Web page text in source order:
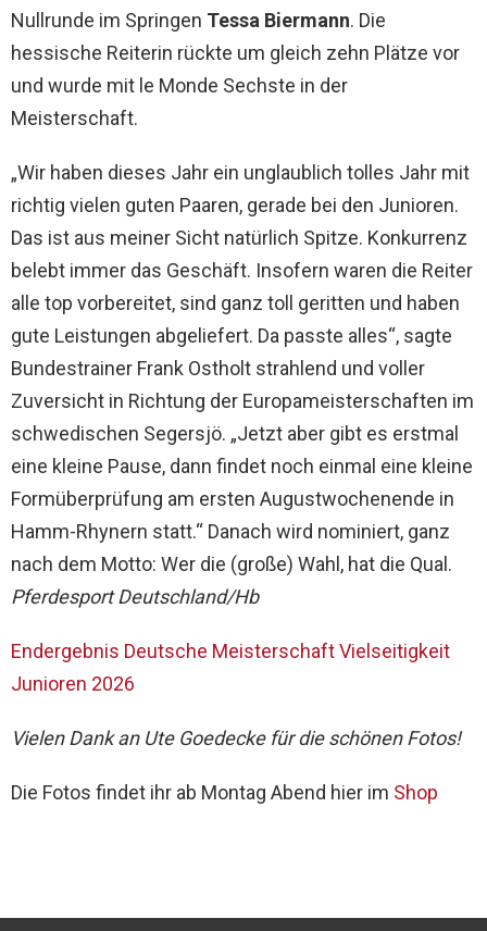
Nullrunde im Springen Tessa Biermann. Die
hessische Reiterin rückte um gleich zehn Plätze vor
und wurde mit le Monde Sechste in der
Meisterschaft.
„Wir haben dieses Jahr ein unglaublich tolles Jahr mit
richtig vielen guten Paaren, gerade bei den Junioren.
Das ist aus meiner Sicht natürlich Spitze. Konkurrenz
belebt immer das Geschäft. Insofern waren die Reiter
alle top vorbereitet, sind ganz toll geritten und haben
gute Leistungen abgeliefert. Da passte alles“, sagte
Bundestrainer Frank Ostholt strahlend und voller
Zuversicht in Richtung der Europameisterschaften im
schwedischen Segersjö. „Jetzt aber gibt es erstmal
eine kleine Pause, dann findet noch einmal eine kleine
Formüberprüfung am ersten Augustwochenende in
Hamm-Rhynern statt.“ Danach wird nominiert, ganz
nach dem Motto: Wer die (große) Wahl, hat die Qual.
Pferdesport Deutschland/Hb
Endergebnis Deutsche Meisterschaft Vielseitigkeit
Junioren 2026
Vielen Dank an Ute Goedecke für die schönen Fotos!
Die Fotos findet ihr ab Montag Abend hier im Shop